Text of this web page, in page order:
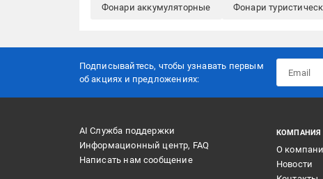
Фонари аккумуляторные Фонари
Подписывайтесь, чтобы узнавать первым
об акцияx и предложениях:
AI Служба поддержки
Информационный центр, FAQ
Написать нам сообщение
КОМПАНИЯ
О
Новости